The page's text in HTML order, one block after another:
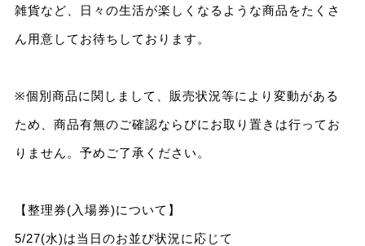
雑貨など、日々の生活が楽しくなるような商品をたくさ
ん用意してお待ちしております。
※個別商品に関しまして、販売状況等により変動がある
ため、商品有無のご確認ならびにお取り置きは行ってお
りません。予めご了承ください。
【整理券(入場券)について】
5/27(水)は当日のお並び状況に応じて